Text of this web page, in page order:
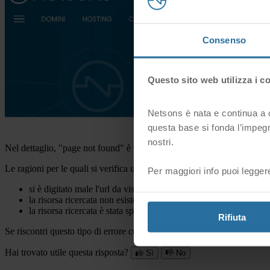
Consenso
Questo sito web utilizza i
Netsons è nata e continua a
questa base si fonda
nostri.
Per maggiori info puoi
Rifiuta
Nel dettaglio, "page not found" è un codice di status HTTP che
Le ragioni per le quali si verifica un errore 404 possono essere
si è digitato male l'url da visitare,
la risorsa ricercata non esiste più,
la risorsa ricercata è stata spostata in una cartella differente.
Se riscontri questo tipo di errore contatta il nostro supporto tecnico
Hai trovato utile questa risposta? Sì No